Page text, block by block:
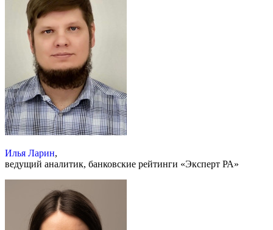
Илья Ларин,
ведущий аналитик, банковские рейтинги «Эксперт РА»